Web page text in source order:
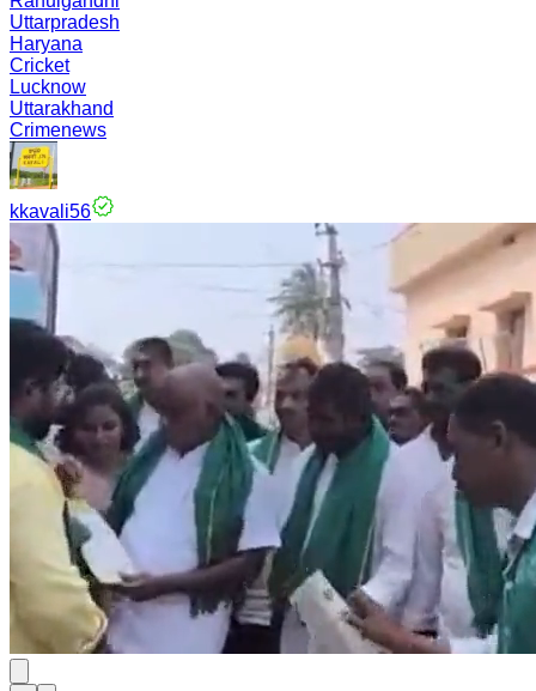
Uttarpradesh
Haryana
Cricket
Lucknow
Uttarakhand
Crimenews
kkavali56